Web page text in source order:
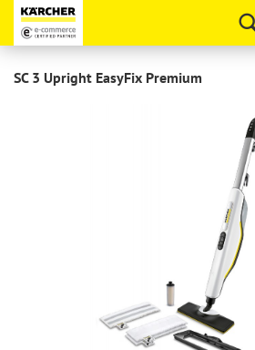
SC 3 Upright EasyFix Premium